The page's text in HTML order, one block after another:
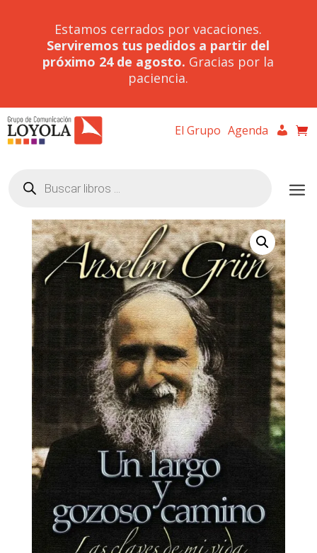
Estamos cerrados por vacaciones.
Serviremos tus pedidos a partir del
próximo 24 de agosto. Gracias por la
paciencia.
El Grupo Agenda
productos